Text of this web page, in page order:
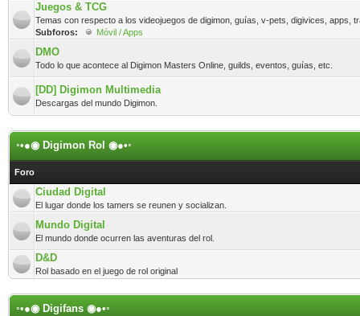
Juegos & TCG
Temas con respecto a los videojuegos de digimon, guías, v-pets, digivices, apps,
Subforos:
Móvil / Apps
DMO
Todo lo que acontece al Digimon Masters Online, guilds, eventos, guías, etc.
[DD] Digimon Multimedia
Descargas del mundo Digimon.
◦•●◉ Digimon Rol ◉●•◦
Foro
Ciudad Digital
El lugar donde los tamers se reunen y socializan.
Mundo Digital
El mundo donde ocurren las aventuras del rol.
D&D
Rol basado en el juego de rol original
◦•●◉ Digifans ◉●•◦